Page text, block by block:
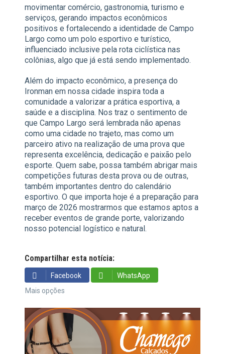
movimentar comércio, gastronomia, turismo e
serviços, gerando impactos econômicos
positivos e fortalecendo a identidade de Campo
Largo como um polo esportivo e turístico,
influenciado inclusive pela rota ciclística nas
colônias, algo que já está sendo implementado.
Além do impacto econômico, a presença do
Ironman em nossa cidade inspira toda a
comunidade a valorizar a prática esportiva, a
saúde e a disciplina. Nos traz o sentimento de
que Campo Largo será lembrada não apenas
como uma cidade no trajeto, mas como um
parceiro ativo na realização de uma prova que
representa excelência, dedicação e paixão pelo
esporte. Quem sabe, possa também abrigar mais
competições futuras desta prova ou de outras,
também importantes dentro do calendário
esportivo. O que importa hoje é a preparação para
março de 2026 mostrarmos que estamos aptos a
receber eventos de grande porte, valorizando
nosso potencial logístico e natural.
Compartilhar esta notícia:
Facebook
WhatsApp
Mais opções